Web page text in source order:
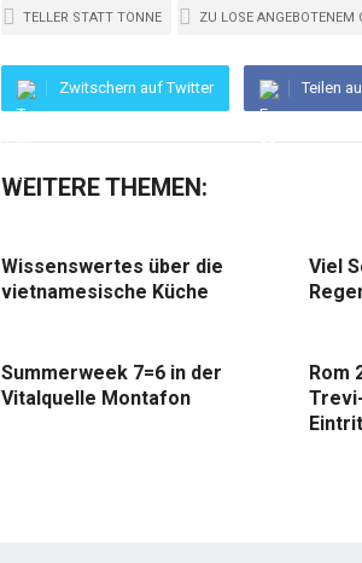
TELLER STATT TONNE ZU LOSE ANGEBOTENEM
Zwitschern auf Twitter Teilen
WEITERE THEMEN:
Wissenswertes über die
vietnamesische Küche
Viel
Summerweek 7=6 in der
Vitalquelle Montafon
Rom